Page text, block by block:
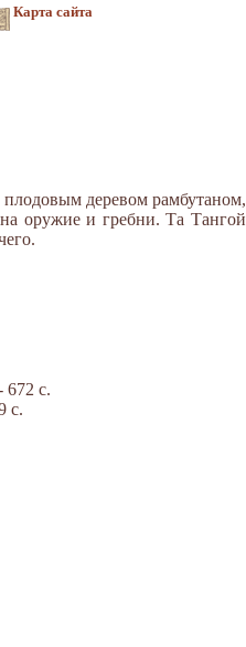
Карта сайта
деревом рамбутаном,
оружие и гребни. Та Тангой
672 с.
с.